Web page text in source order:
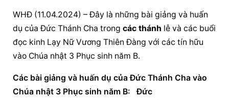
WHĐ (11.04.2024) – Đây là những bài giảng và huấn
dụ của Đức Thánh Cha trong các thánh lễ và các buổi
đọc kinh Lạy Nữ Vương Thiên Đàng với các tín hữu
vào Chúa nhật 3 Phục sinh năm B.
Các bài giảng và huấn dụ của Đức Thánh Cha vào
Chúa nhật 3 Phục sinh năm B:   Đức